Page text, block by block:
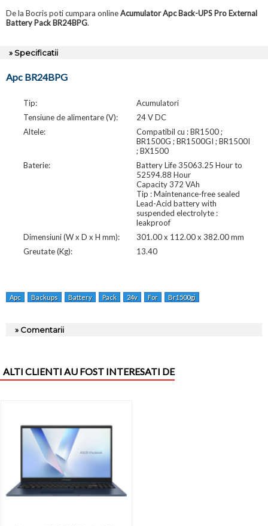
De la Bocris poti cumpara onlineAcumulator Apc Back-UPS Pro External
Battery Pack BR24BPG.
» Specificatii
Apc BR24BPG
Tip:
Acumulatori
Tensiune de alimentare (V):
24 V DC
Altele:
Compatibil cu : BR1500 ;
BR1500G ; BR1500GI ; BR1500I
; BX1500
Baterie:
Battery Life 35063.25 Hour to
52594.88 Hour
Capacity 372 VAh
Tip : Maintenance-free sealed
Lead-Acid battery with
suspended electrolyte :
leakproof
Dimensiuni (W x D x H mm):
301.00 x 112.00 x 382.00 mm
Greutate (Kg):
13.40
Apc Backups Battery Pack 24v For Br1500gi
» Comentarii
ALTI CLIENTI AU FOST INTERESATI DE